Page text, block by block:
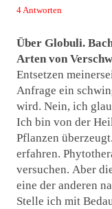
4 Antworten
Über Globuli.
Arten von
Entsetzen
Anfrage ein
wird. Nein, ich
Ich bin von der
Pflanzen
erfahren.
versuchen. Aber
eine der anderen
Stelle ich mit